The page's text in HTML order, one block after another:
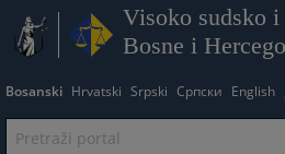
Visoko sudsko
Bosne i
Bosanski Hrvatski Srpski Српски English